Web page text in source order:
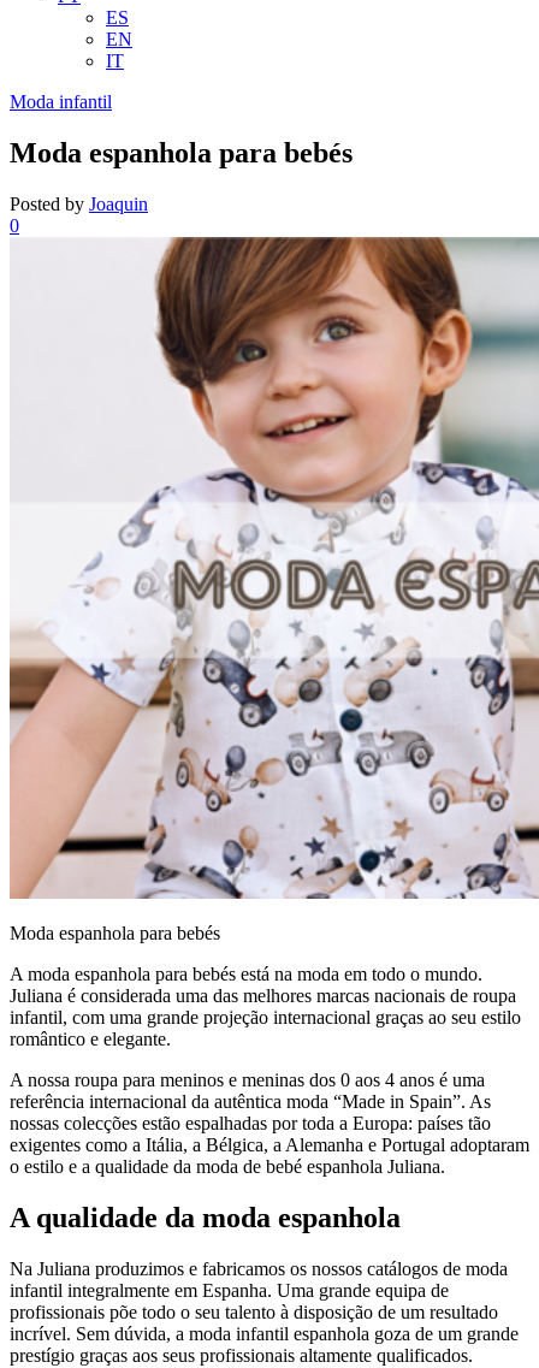
ES
EN
IT
Moda infantil
Moda espanhola para bebés
Posted by Joaquin
0
Moda espanhola para bebés
A moda espanhola para bebés está na moda em todo o mundo.
Juliana é considerada uma das melhores marcas nacionais de roupa
infantil, com uma grande projeção internacional graças ao seu estilo
romântico e elegante.
A nossa roupa para meninos e meninas dos 0 aos 4 anos é uma
referência internacional da autêntica moda “Made in Spain”. As
nossas colecções estão espalhadas por toda a Europa: países tão
exigentes como a Itália, a Bélgica, a Alemanha e Portugal adoptaram
o estilo e a qualidade da moda de bebé espanhola Juliana.
A qualidade da moda espanhola
Na Juliana produzimos e fabricamos os nossos catálogos de moda
infantil integralmente em Espanha. Uma grande equipa de
profissionais põe todo o seu talento à disposição de um resultado
incrível. Sem dúvida, a moda infantil espanhola goza de um grande
prestígio graças aos seus profissionais altamente qualificados.